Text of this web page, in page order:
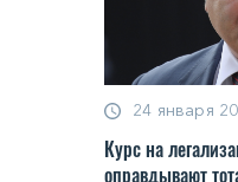
24 января
Курс на
оправдывают